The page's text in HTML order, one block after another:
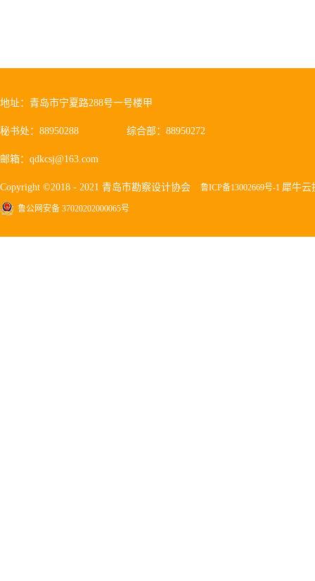
地址：青岛市宁夏路288号一号楼甲
秘书处：88950288 综合部：88950272
邮箱：qdkcsj@163.com
Copyright ©2018 - 2021 青岛市勘察设计协会 鲁ICP备13002669号-1 犀牛云
鲁公网安备 37020202000065号